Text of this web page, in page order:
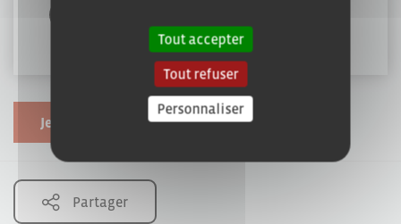
Je souhaite modifier cette fiche
Partager
Tout accepter
Tout refuser
Personnaliser